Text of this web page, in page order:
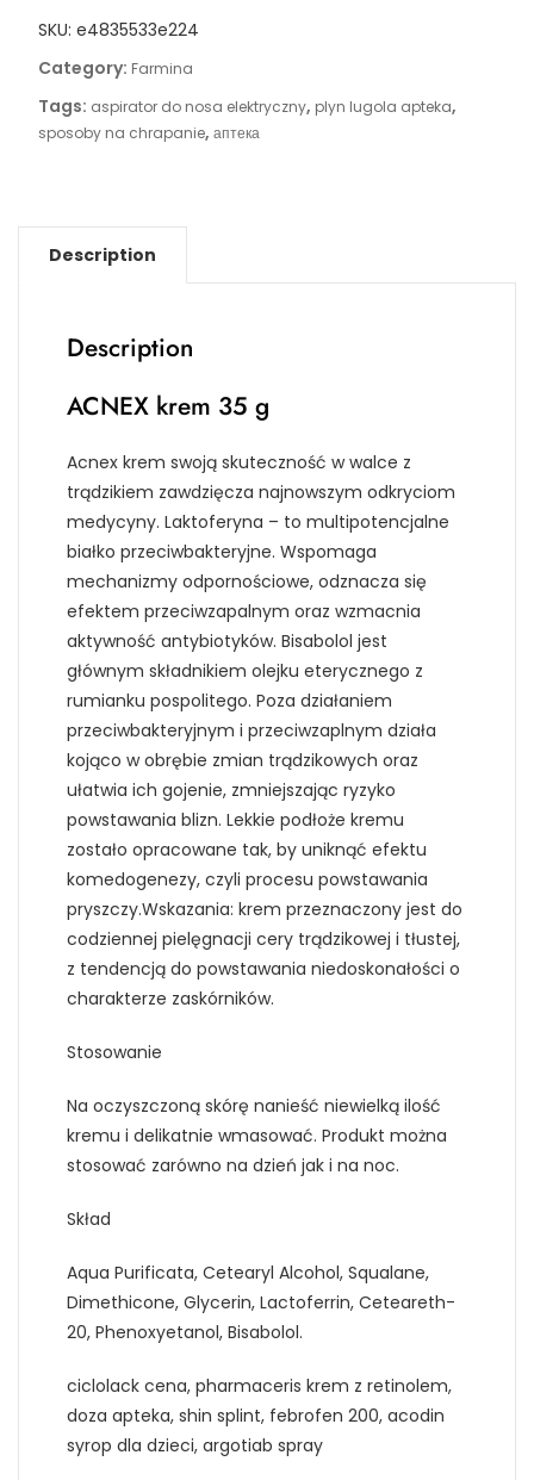
SKU: e4835533e224
Category: Farmina
Tags: aspirator do nosa elektryczny, plyn lugola apteka,
sposoby na chrapanie, аптека
Description
Description
ACNEX krem 35 g
Acnex krem swoją skuteczność w walce z
trądzikiem zawdzięcza najnowszym odkryciom
medycyny. Laktoferyna – to multipotencjalne
białko przeciwbakteryjne. Wspomaga
mechanizmy odpornościowe, odznacza się
efektem przeciwzapalnym oraz wzmacnia
aktywność antybiotyków. Bisabolol jest
głównym składnikiem olejku eterycznego z
rumianku pospolitego. Poza działaniem
przeciwbakteryjnym i przeciwzaplnym działa
kojąco w obrębie zmian trądzikowych oraz
ułatwia ich gojenie, zmniejszając ryzyko
powstawania blizn. Lekkie podłoże kremu
zostało opracowane tak, by uniknąć efektu
komedogenezy, czyli procesu powstawania
pryszczy.Wskazania: krem przeznaczony jest do
codziennej pielęgnacji cery trądzikowej i tłustej,
z tendencją do powstawania niedoskonałości o
charakterze zaskórników.
Stosowanie
Na oczyszczoną skórę nanieść niewielką ilość
kremu i delikatnie wmasować. Produkt można
stosować zarówno na dzień jak i na noc.
Skład
Aqua Purificata, Cetearyl Alcohol, Squalane,
Dimethicone, Glycerin, Lactoferrin, Ceteareth-
20, Phenoxyetanol, Bisabolol.
ciclolack cena, pharmaceris krem z retinolem,
doza apteka, shin splint, febrofen 200, acodin
syrop dla dzieci, argotiab spray